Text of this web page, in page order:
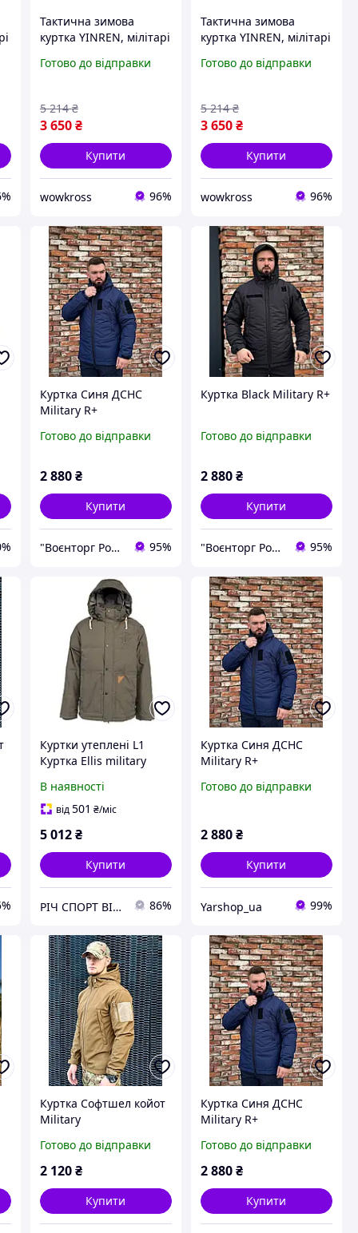
Тактична зимова
куртка YINREN, мілітарі
охорони мисливців
Готово до відправки
3 650 ₴
5 214 ₴
Купити
wowkross 96%
Тактична зимова
куртка YINREN, мілітарі
охорони мисливців
Готово до відправки
3 650₴
5 214 ₴
Купити
wowkross 96%
Куртка Синя ДСНС
Military R+
Готово до відправки
2 880 ₴
Купити
"Воєнторг Роздріб/Опт": На варті вашої безпеки! 95%
Куртка Black Military R+
Готово до відправки
2 880₴
Купити
"Воєнторг Роздріб/Опт": На варті вашої безпеки! 95%
Куртки утеплені L1
Куртка Ellis military
В наявності
від501 ₴/міс
5 012 ₴
Купити
РІЧ СПОРТ ВІННИЦЯ 86%
Куртка Синя ДСНС
Military R+
Готово до відправки
2 880₴
Купити
Yarshop_ua 99%
Куртка Софтшел койот
Military
Готово до відправки
2 120 ₴
Купити
Куртка Синя ДСНС
Military R+
Готово до відправки
2 880₴
Купити